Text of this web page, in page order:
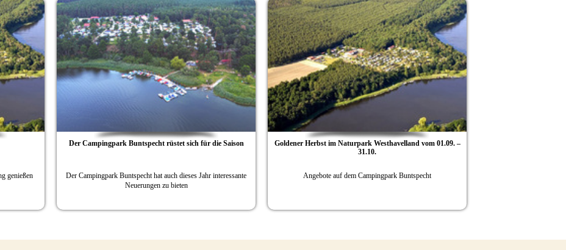
genießen
Der Campingpark Buntspecht rüstet sich für die Saison
Der Campingpark Buntspecht hat auch dieses Jahr interessante
Neuerungen zu bieten
Goldener Herbst im Naturpark Westhavelland vom 01.09. –
31.10.
Angebote auf dem Campingpark Buntspecht